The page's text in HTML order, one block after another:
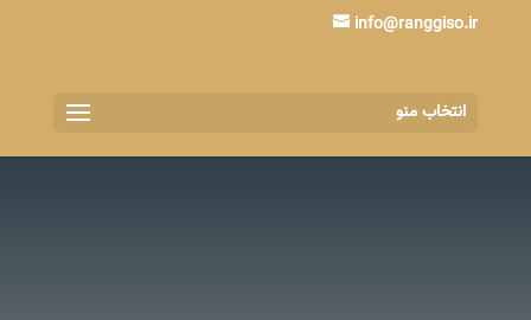
info@ranggiso.ir
انتخاب منو